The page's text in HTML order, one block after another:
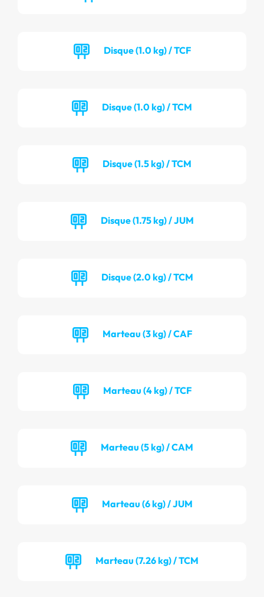
Disque (1.0 kg) / TCF
Disque (1.0 kg) / TCM
Disque (1.5 kg) / TCM
Disque (1.75 kg) / JUM
Disque (2.0 kg) / TCM
Marteau (3 kg) / CAF
Marteau (4 kg) / TCF
Marteau (5 kg) / CAM
Marteau (6 kg) / JUM
Marteau (7.26 kg) / TCM